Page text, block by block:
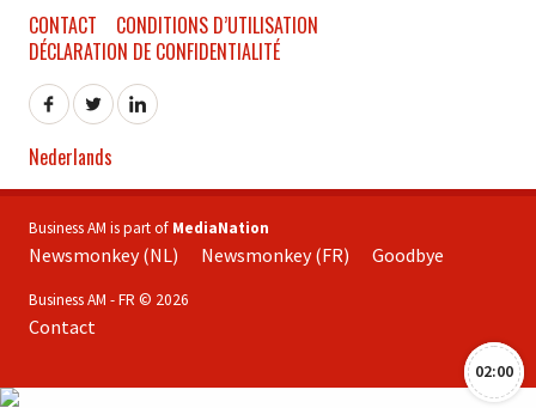
02:00
CONTACT
CONDITIONS D’UTILISATION
DÉCLARATION DE CONFIDENTIALITÉ
Nederlands
Business AM is part of MediaNation
Newsmonkey (NL) Newsmonkey (FR) Goodbye
Business AM - FR © 2026
Contact